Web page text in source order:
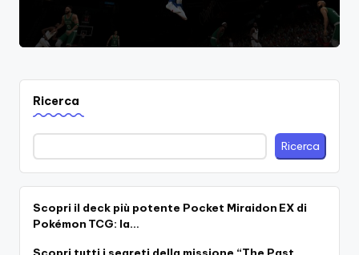
Ricerca
Ricerca
Scopri il deck più potente Pocket Miraidon EX di
Pokémon TCG: la…